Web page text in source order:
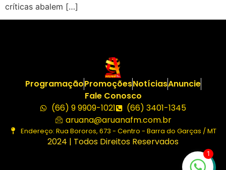
críticas abalem […]
ProgramaçãoPromoçõesNotíciasAnuncie
Fale Conosco
(66) 9 9909-1021
(66) 3401-1345
aruana@aruanafm.com.br
Endereço: Rua Bororos, 673 - Centro - Barra do Garças / MT
2024 | Todos Direitos Reservados
1